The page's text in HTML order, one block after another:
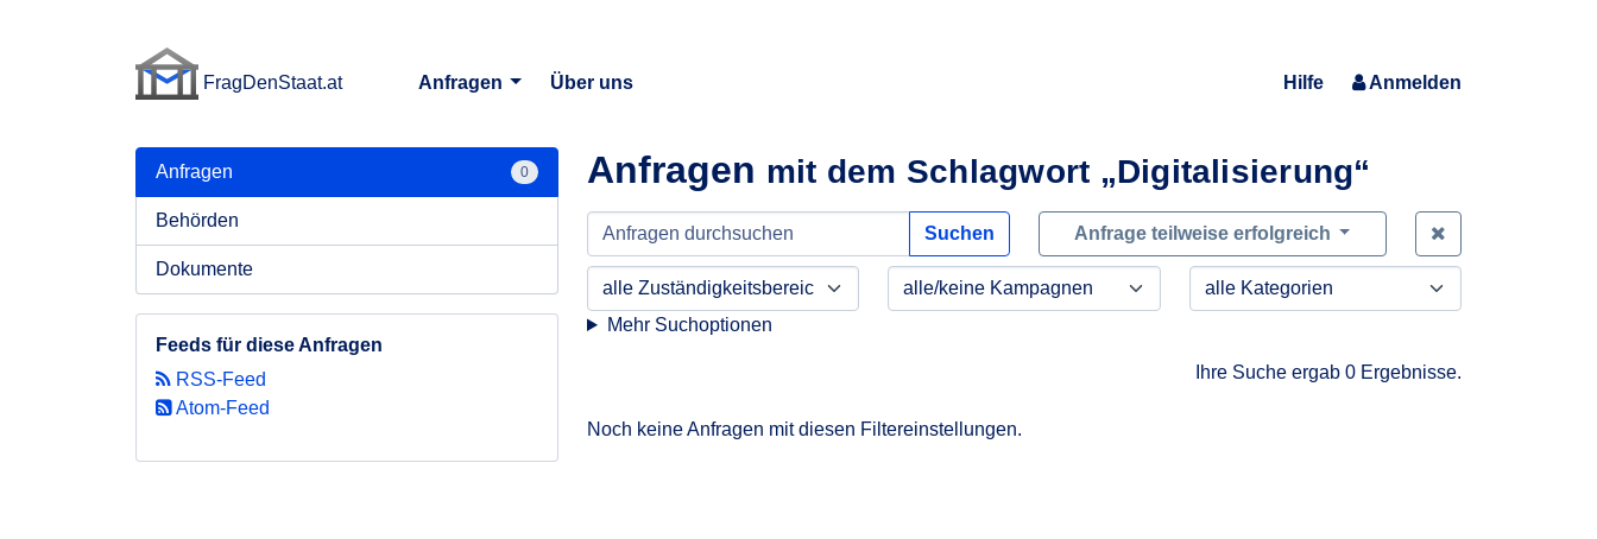
FragDenStaat.at
Anfragen
Über uns Hilfe Anmelden
Anfragen mit dem Schlagwort „Digitalisierung“
Suchen Anfrage teilweise erfolgreich
Mehr Suchoptionen
Ihre Suche ergab 0 Ergebnisse.
Noch keine Anfragen mit diesen Filtereinstellungen.
Anfragen 0
Behörden
Dokumente
Feeds für diese Anfragen
RSS-Feed
Atom-Feed